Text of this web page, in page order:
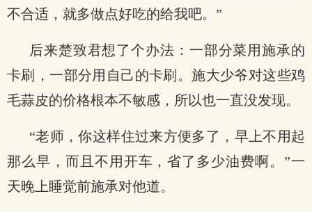
不合适，就多做点好吃的给我吧。”
后来楚致君想了个办法：一部分菜用施承的
卡刷，一部分用自己的卡刷。施大少爷对这些鸡
毛蒜皮的价格根本不敏感，所以也一直没发现。
“老师，你这样住过来方便多了，早上不用起
那么早，而且不用开车，省了多少油费啊。”一
天晚上睡觉前施承对他道。